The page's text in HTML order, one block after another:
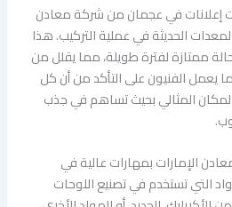
إعلانات في عجمان من شركة معادن
الحديثة في عملية التركيب. هذا
ممتازة لفترة طويلة، مما يقلل من
يعمل الفنيون على التأكد من أن كل
المثالي بحيث تساهم في جذب
الإمارات بمهارات عالية في
التي تستخدم في تصنيع اللوحات